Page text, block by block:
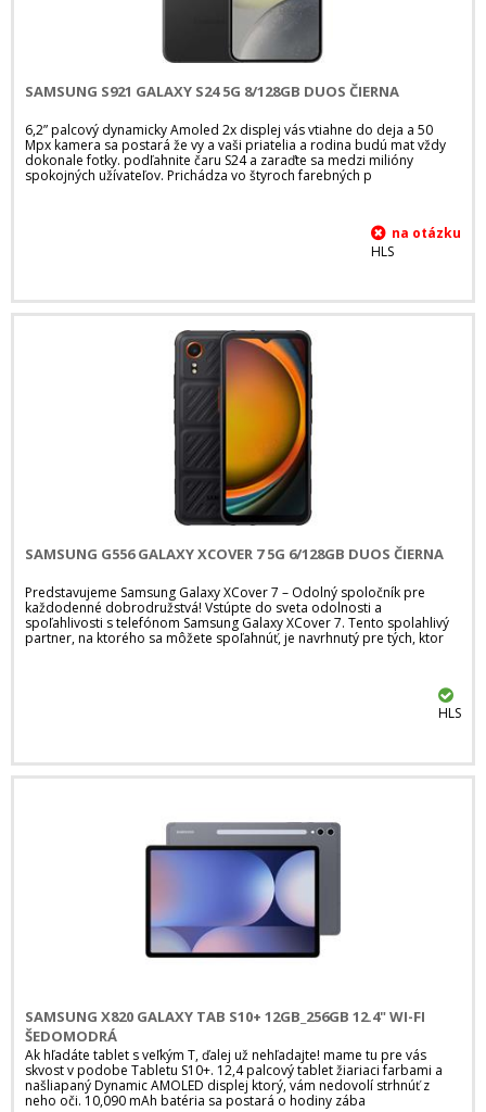
SAMSUNG S921 GALAXY S24 5G 8/128GB DUOS ČIERNA
6,2” palcový dynamicky Amoled 2x displej vás vtiahne do deja a 50
Mpx kamera sa postará že vy a vaši priatelia a rodina budú mat vždy
dokonale fotky. podľahnite čaru S24 a zaraďte sa medzi milióny
spokojných užívateľov. Prichádza vo štyroch farebných p
HLS
SAMSUNG G556 GALAXY XCOVER 7 5G 6/128GB DUOS ČIERNA
Predstavujeme Samsung Galaxy XCover 7 – Odolný spoločník pre
každodenné dobrodružstvá! Vstúpte do sveta odolnosti a
spoľahlivosti s telefónom Samsung Galaxy XCover 7. Tento spolahlivý
partner, na ktorého sa môžete spoľahnúť, je navrhnutý pre tých, ktor
HLS
SAMSUNG X820 GALAXY TAB S10+ 12GB_256GB 12.4" WI-FI
ŠEDOMODRÁ
Ak hľadáte tablet s veľkým T, ďalej už nehľadajte! mame tu pre vás
skvost v podobe Tabletu S10+. 12,4 palcový tablet žiariaci farbami a
našliapaný Dynamic AMOLED displej ktorý, vám nedovolí strhnúť z
neho oči. 10,090 mAh batéria sa postará o hodiny zába